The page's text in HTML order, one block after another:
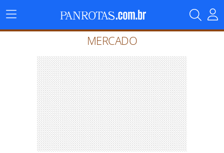
Menu
Principal
MERCADO